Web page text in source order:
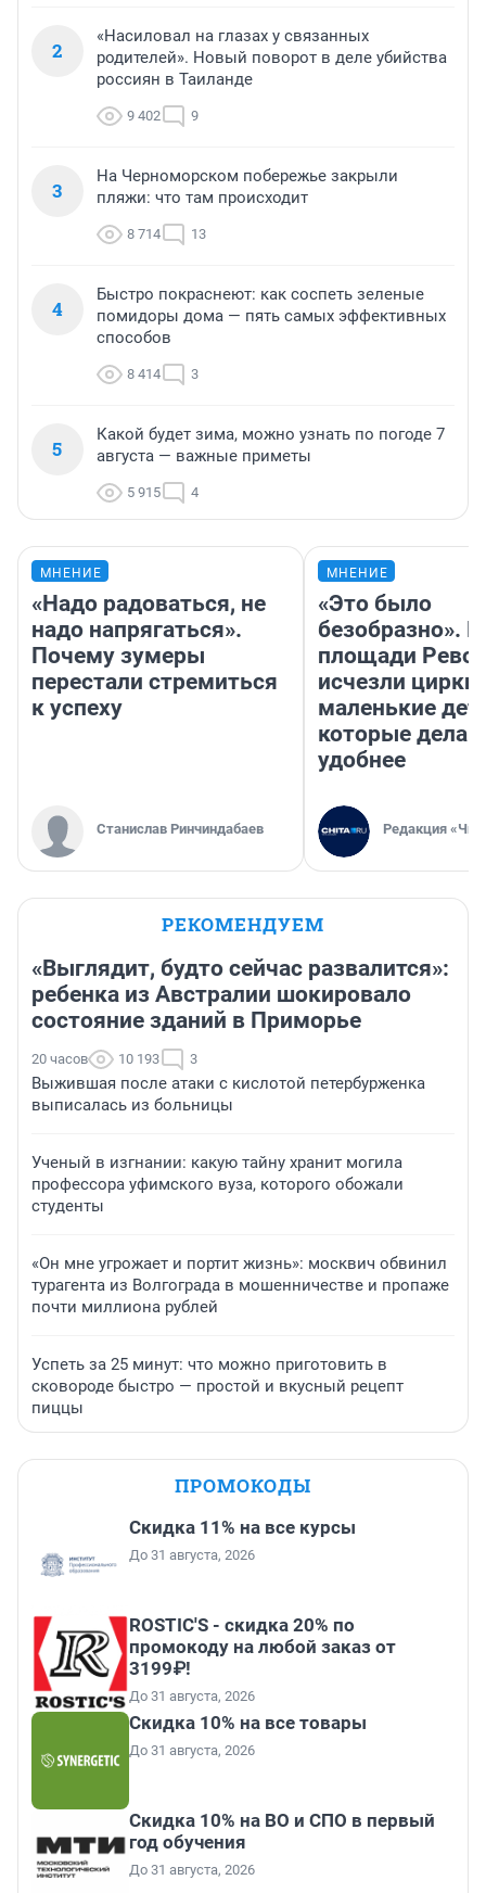
2
«Насиловал на глазах у связанных
родителей». Новый поворот в деле убийства
россиян в Таиланде
9 402 9
3
На Черноморском побережье закрыли
пляжи: что там происходит
8 714 13
4
Быстро покраснеют: как соспеть зеленые
помидоры дома — пять самых эффективных
способов
8 414 3
5
Какой будет зима, можно узнать по погоде 7
августа — важные приметы
5 915 4
МНЕНИЕ
«Надо радоваться, не
надо напрягаться».
Почему зумеры
перестали стремиться
к успеху
Станислав Ринчиндабаев
МНЕНИЕ
«Это было
безобразно».
площади
исчезли цирки
маленькие
которые
удобнее
Редакция
РЕКОМЕНДУЕМ
«Выглядит, будто сейчас развалится»:
ребенка из Австралии шокировало
состояние зданий в Приморье
20 часов 10 193 3
Выжившая после атаки с кислотой петербурженка
выписалась из больницы
Ученый в изгнании: какую тайну хранит могила
профессора уфимского вуза, которого обожали
студенты
«Он мне угрожает и портит жизнь»: москвич обвинил
турагента из Волгограда в мошенничестве и пропаже
почти миллиона рублей
Успеть за 25 минут: что можно приготовить в
сковороде быстро — простой и вкусный рецепт
пиццы
ПРОМОКОДЫ
Скидка 11% на все курсы
До 31 августа, 2026
ROSTIC'S - скидка 20% по
промокоду на любой заказ от
3199₽!
До 31 августа, 2026
Скидка 10% на все товары
До 31 августа, 2026
Скидка 10% на ВО и СПО в первый
год обучения
До 31 августа, 2026